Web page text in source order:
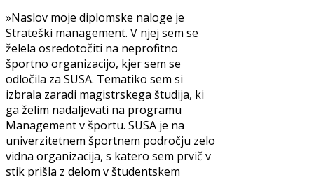
»Naslov moje diplomske naloge je
Strateški management. V njej sem se
želela osredotočiti na neprofitno
športno organizacijo, kjer sem se
odločila za SUSA. Tematiko sem si
izbrala zaradi magistrskega študija, ki
ga želim nadaljevati na programu
Management v športu. SUSA je na
univerzitetnem športnem področju zelo
vidna organizacija, s katero sem prvič v
stik prišla z delom v študentskem